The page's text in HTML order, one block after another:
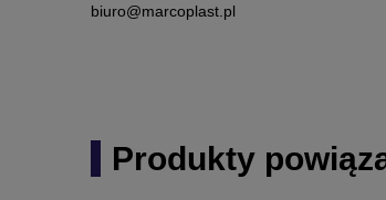
biuro@marcoplast.pl
Produkty